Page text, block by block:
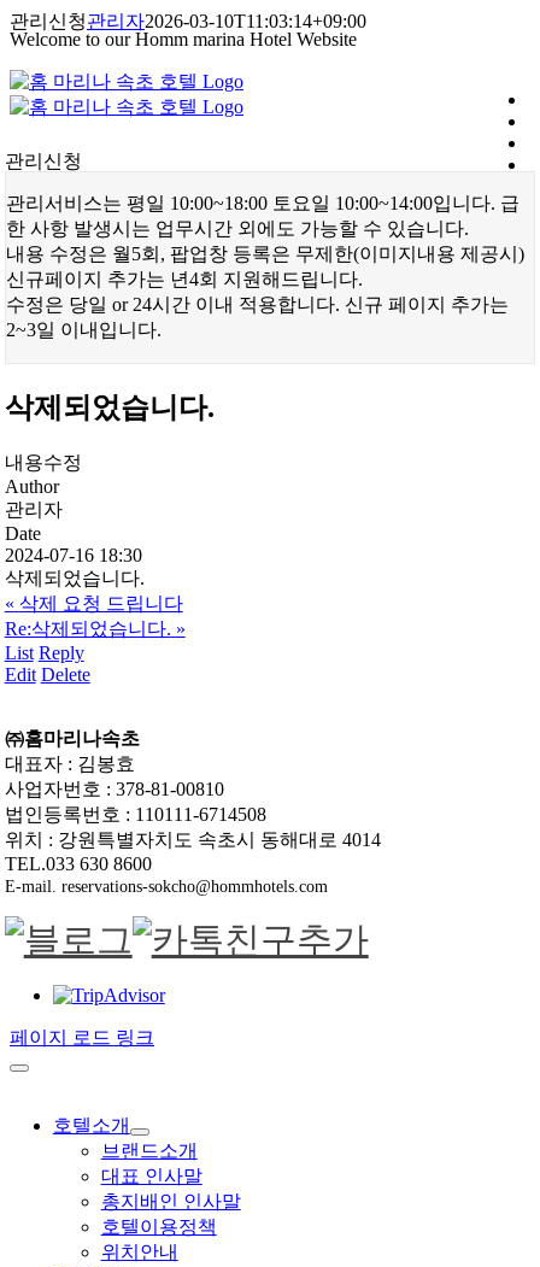
콘
텐
츠
로
건
뛰
기
Welcome to our Homm marina Hotel Website
관리신청관리자2026-03-10T11:03:14+09:00
관리신청
관리서비스는 평일 10:00~18:00 토요일 10:00~14:00입니다. 급
한 사항 발생시는 업무시간 외에도 가능할 수 있습니다.
내용 수정은 월5회, 팝업창 등록은 무제한(이미지내용 제공시)
신규페이지 추가는 년4회 지원해드립니다.
수정은 당일 or 24시간 이내 적용합니다. 신규 페이지 추가는
2~3일 이내입니다.
삭제되었습니다.
내용수정
Author
관리자
Date
2024-07-16 18:30
삭제되었습니다.
« 삭제 요청 드립니다
Re:삭제되었습니다. »
List Reply
Edit Delete
㈜홈마리나속초
대표자 : 김봉효
사업자번호 : 378-81-00810
법인등록번호 : 110111-6714508
위치 : 강원특별자치도 속초시 동해대로 4014
TEL.033 630 8600
E-mail. reservations-sokcho@hommhotels.com
페이지 로드 링크
호텔소개
브랜드소개
대표 인사말
총지배인 인사말
호텔이용정책
위치안내